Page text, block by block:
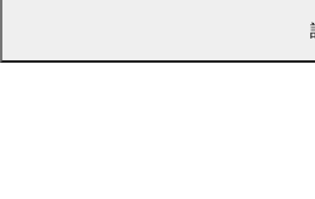
開庁時間：土日・祝日を除く平日の午